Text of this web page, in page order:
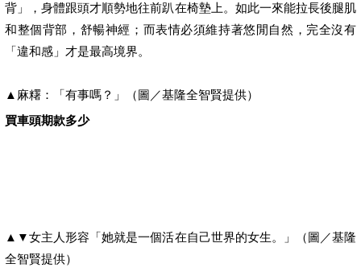
背」，身體跟頭才順勢地往前趴在椅墊上。如此一來能拉長後腿肌
和整個背部，舒暢神經；而表情必須維持著悠閒自然，完全沒有
「違和感」才是最高境界。
▲麻糬：「有事嗎？」（圖／基隆全智賢提供）
買車頭期款多少
▲▼女主人形容「她就是一個活在自己世界的女生。」（圖／基隆
全智賢提供）